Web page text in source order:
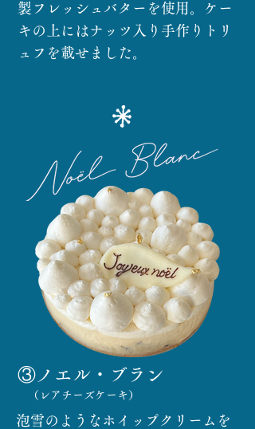
製フレッシュバターを使用。ケー
キの上にはナッツ入り手作りトリ
ュフを載せました。
③ノエル・ブラン
（レアチーズケーキ）
泡雪のようなホイップクリームを